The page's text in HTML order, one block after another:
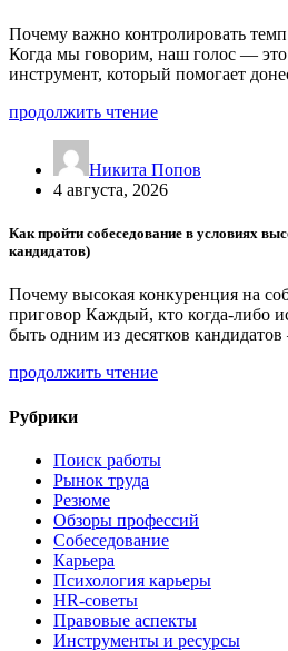
Почему важно контролировать темп
Когда мы говорим, наш голос — это
инструмент, который помогает
продолжить чтение
Никита Попов
4 августа, 2026
Как пройти собеседование в условиях
кандидатов)
Почему высокая конкуренция на
приговор Каждый, кто когда-либо
быть одним из десятков
продолжить чтение
Рубрики
Поиск работы
Рынок труда
Резюме
Обзоры профессий
Собеседование
Карьера
Психология карьеры
HR-советы
Правовые аспекты
Инструменты и ресурсы